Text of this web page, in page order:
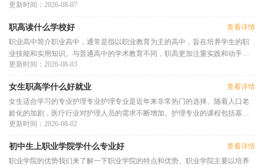
带，适合随时记录。橡皮擦和修
更新时间：2026-08-07
职高读什么学校好
查看详情
职业高中简介职业高中，通常是指以职业教育为主的高中，旨在培养学生的职
业技能和实用知识。与普通高中的学术教育不同，职高更加注重实践和动手能
力的培养，为学生提供了丰富
更新时间：2026-08-03
女生职高学什么好就业
查看详情
女生适合学习的专业护理专业护理专业是近年来非常热门的选择。随着人口老
龄化的加剧，医疗行业对护理人员的需求不断增加。护理专业的课程包括基础
护理、临床护理、公共卫生等
更新时间：2026-08-02
初中生上职业学院学什么专业好
查看详情
职业学院的优势我们来了解一下职业学院的特点和优势。职业学院主要以培养